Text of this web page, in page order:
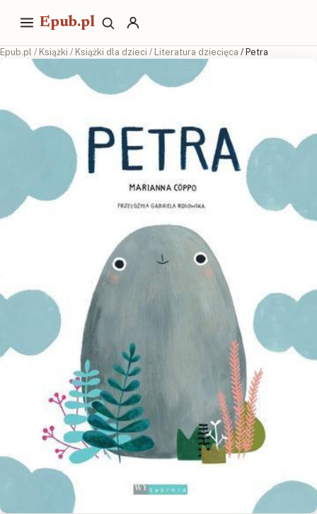
Epub.pl
Epub.pl / Książki / Książki dla dzieci / Literatura dziecięca / Petra